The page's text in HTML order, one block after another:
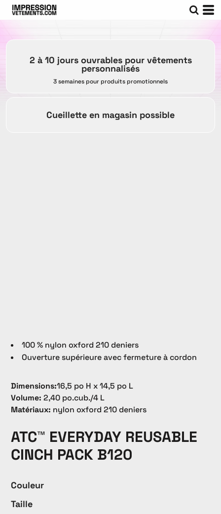
2 à 10 jours ouvrables pour vêtements
personnalisés
3 semaines pour produits promotionnels
Cueillette en magasin possible
100 % nylon oxford 210 deniers
Ouverture supérieure avec fermeture à cordon
Dimensions:16,5 po H x 14,5 po L
Volume: 2,40 po.cub./4 L
Matériaux: nylon oxford 210 deniers
ATC™ EVERYDAY REUSABLE
CINCH PACK B120
Couleur
Taille